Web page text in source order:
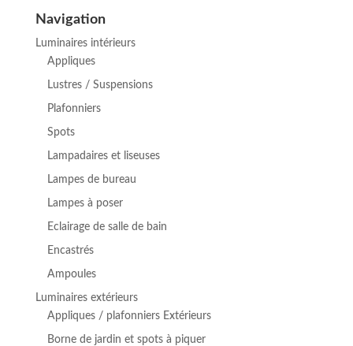
était :
€ 114,89.€ 94,95.
Navigation
Luminaires intérieurs
Appliques
Lustres / Suspensions
Plafonniers
Spots
Lampadaires et liseuses
Lampes de bureau
Lampes à poser
Eclairage de salle de bain
Encastrés
Ampoules
Luminaires extérieurs
Appliques / plafonniers Extérieurs
Borne de jardin et spots à piquer